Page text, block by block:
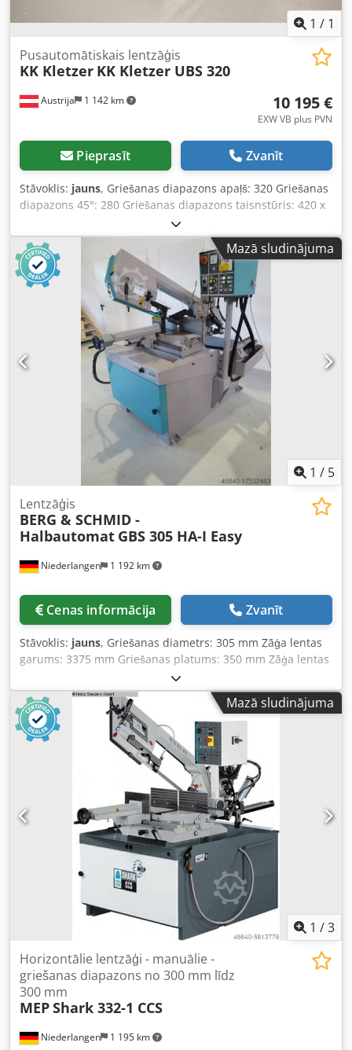
1 / 1
Austrija 1 142 km
Pusautomātiskais lentzāģis
KK Kletzer KK Kletzer UBS 320
10 195 €
EXW VB plus PVN
Pieprasīt Zvanīt
Stāvoklis: jauns, Griešanas diapazons apaļš: 320 Griešanas
diapazons 45°: 280 Griešanas diapazons taisnstūris: 420 x
220 Griešanas diapazons 45° leņķī, plakans: 280 x 200
Griešanas ātrums: 20-100 Zāģa lentes izmērs: 3660 x 27 x
0,9 Motors: 1,5 Svars apm.: 625 KK Kletzer UBS 320 lentes
zāģis Augstas veiktspējas būvniecības tērauda iekārta,
pamata vadība Standarta aprīkojums: - M42 bimetāla zāģa
asmens - Maināms ātrums Dcsdpfxerz Uzbj Apvjk -
Invertera vadības ierīce - Dzesēšanas sistēma -
Automātiskā zāģa asmens lūzuma izslēgšanas sistēma -
Zāģa asmens spriegošanas ierīce - Materiāla balsta statīvs
- Leņķa skrūvspīle - Asmens birste
Mazā sludinājuma
1 / 5
Niederlangen 1 192 km
Lentzāģis
BERG & SCHMID -
Halbautomat GBS 305 HA-I Easy
Cenas informācija Zvanīt
Stāvoklis: jauns, Griešanas diametrs: 305 mm Zāģa lentas
garums: 3375 mm Griešanas platums: 350 mm Zāģa lentas
izmēri: 3375 x 27 x 0,9 mm Griešanas jauda pie 90° apaļām
sagatavēm: 305 mm Griešanas jauda pie 90° kvadrātam:
260 mm Griešanas jauda pie 90° taisnstūrim: 350 x 200
mm Griešanas jauda pie 45° apaļām sagatavēm: 250 mm
Griešanas jauda pie 45° kvadrātam: 230 mm Griešanas
jauda pie 45° taisnstūrim: 230 x 200 mm Griešanas jauda
pie 60° apaļām sagatavēm: 175 mm Griešanas jauda pie
60° kvadrātam: 155 mm Griešanas jauda pie 60°
plakanajam materiālam: 170 x 100 mm Kopējā jaudas
prasība: 1,5 / 1,8 kW Dcsdpfxju Dbvtj Apvjk Iekārtas svars:
apmēram 0,7 t Nepieciešamā platība: apm. 1,5 x 1,8 x 1,9
m - Slīpie griezumi līdz 60° pa kreisi un 45° pa labi -
Materiāla augstuma sensors - Lodīšu gultņu grozāmais
galds - Hidrauliskais spīlējums ar sāniski pārvietojamu
funkciju - Masīva, liela materiāla balsts - Automātiska
Mazā sludinājuma
1 /3
Niederlangen 1 195 km
Horizontālie lentzāģi - manuālie -
griešanas diapazons no 300 mm līdz
300 mm
MEPShark 332-1 CCS